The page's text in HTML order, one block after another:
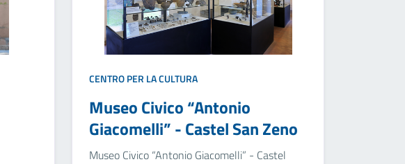
CENTRO PER LA CULTURA
Museo Civico “Antonio
Giacomelli” - Castel San Zeno
Museo Civico “Antonio Giacomelli” - Castel